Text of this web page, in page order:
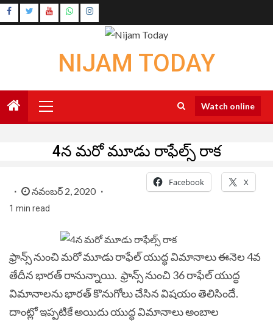
Skip
to
Instagram
NIJAM TODAY
Menu
Watch online
4న మ‌రో మూడు రాఫేల్స్‌ రాక‌
నవంబర్ 2, 2020
1 min read
Facebook X
ఫ్రాన్స్ నుంచి మ‌రో మూడు రాఫేల్‌ యుద్ధ విమానాలు ఈనెల 4వ
తేదీన భార‌త్ రానున్నాయి. ఫ్రాన్స్ నుంచి 36 రాఫేల్ యుద్ధ
విమానాల‌ను భార‌త్ కొనుగోలు చేసిన విష‌యం తెలిసిందే.
దాంట్లో ఇప్ప‌టికే అయిదు యుద్ధ విమానాలు అంబాల